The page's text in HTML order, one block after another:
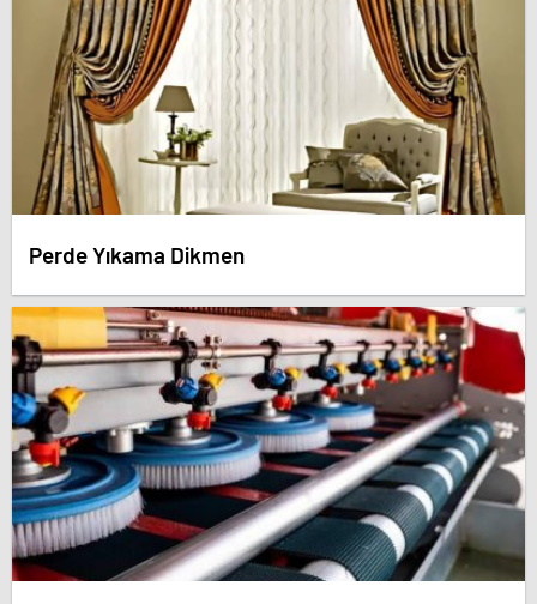
Perde Yıkama Dikmen